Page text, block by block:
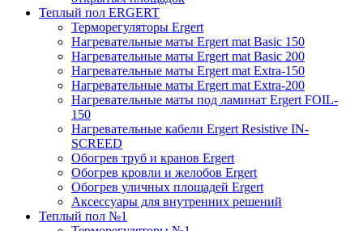
Теплый пол ERGERT
Терморегуляторы Ergert
Нагревательные маты Ergert mat Basic 150
Нагревательные маты Ergert mat Basic 200
Нагревательные маты Ergert mat Extra-150
Нагревательные маты Ergert mat Extra-200
Нагревательные маты под ламинат Ergert FOIL-
150
Нагревательные кабели Ergert Resistive IN-
SCREED
Обогрев труб и кранов Ergert
Обогрев кровли и желобов Ergert
Обогрев уличных площадей Ergert
Аксессуары для внутренних решений
Теплый пол №1